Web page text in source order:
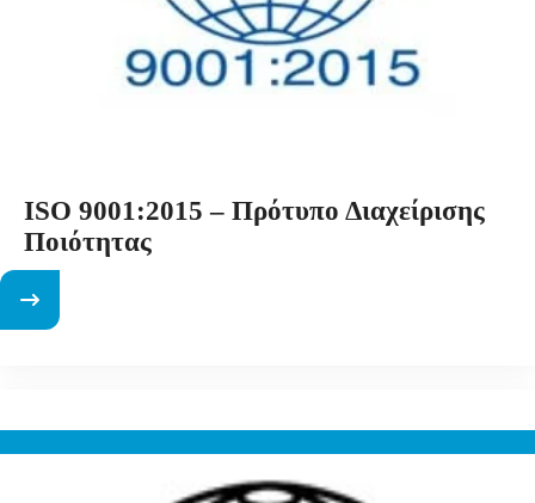
ISO 9001:2015 – Πρότυπο Διαχείρισης
Ποιότητας